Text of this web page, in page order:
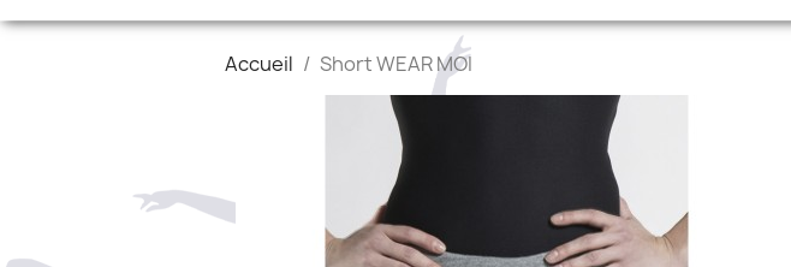
Accueil Short WEAR MOI